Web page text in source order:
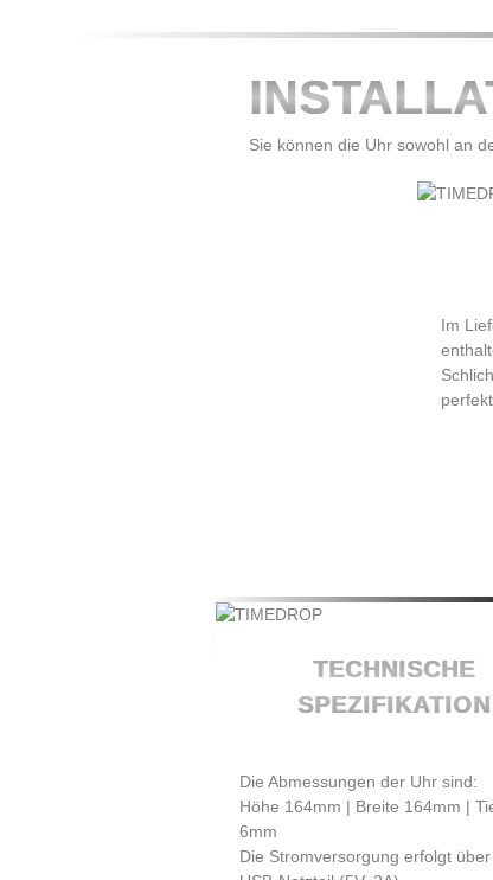
Sie können die Uhr sowohl an
Im
TECHNISCHE
SPEZIFIKATION
Die Abmessungen der Uhr sind:
Höhe 164mm | Breite 164mm |
6mm
Die Stromversorgung erfolgt über